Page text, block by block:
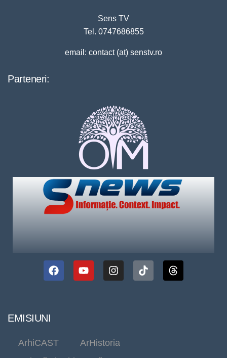
Sens TV
Tel. 0747686855
email: contact (at) senstv.ro
Parteneri:
EMISIUNI
ArhiCAST
ArHistoria